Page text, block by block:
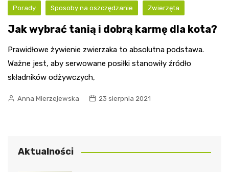
Porady Sposoby na oszczędzanie Zwierzęta
Jak wybrać tanią i dobrą karmę dla kota?
Prawidłowe żywienie zwierzaka to absolutna podstawa.
Ważne jest, aby serwowane posiłki stanowiły źródło
składników odżywczych,
Anna Mierzejewska 23 sierpnia 2021
Aktualności